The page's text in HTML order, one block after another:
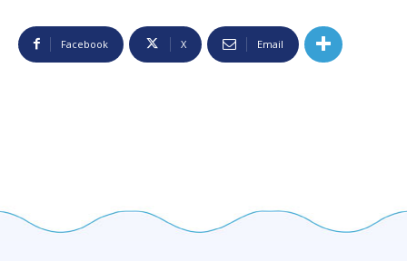
Facebook X Email